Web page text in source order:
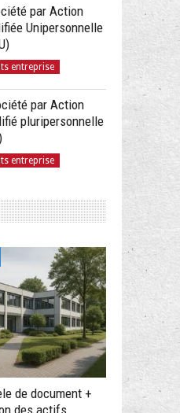
par Action
Unipersonnelle
entreprise
par Action
pluripersonnelle
entreprise
de document +